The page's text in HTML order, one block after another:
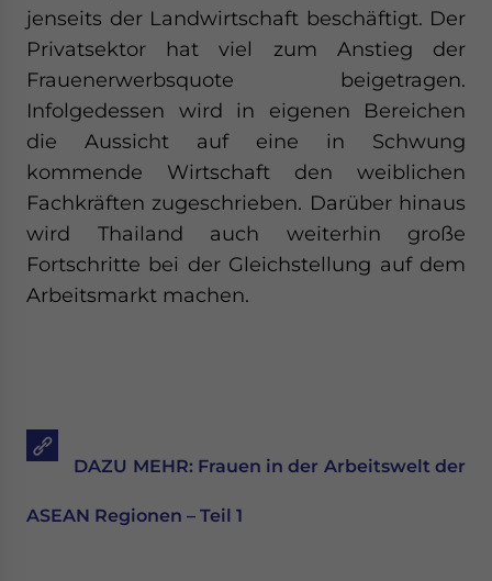
jenseits der Landwirtschaft beschäftigt. Der
Privatsektor hat viel zum Anstieg der
Frauenerwerbsquote beigetragen.
Infolgedessen wird in eigenen Bereichen
die Aussicht auf eine in Schwung
kommende Wirtschaft den weiblichen
Fachkräften zugeschrieben. Darüber hinaus
wird Thailand auch weiterhin große
Fortschritte bei der Gleichstellung auf dem
Arbeitsmarkt machen.
DAZU MEHR: Frauen in der Arbeitswelt der
ASEAN Regionen – Teil 1